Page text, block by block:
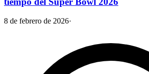
8 de febrero de 2026·